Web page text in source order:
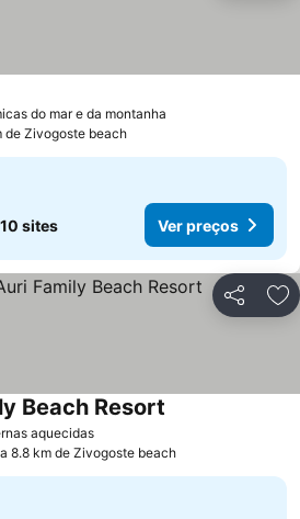
do mar e da montanha
de Zivogoste beach
10 sites Ver preços
Partilhar
aquecidas
Beach Resort
a 8.8 km de Zivogoste beach